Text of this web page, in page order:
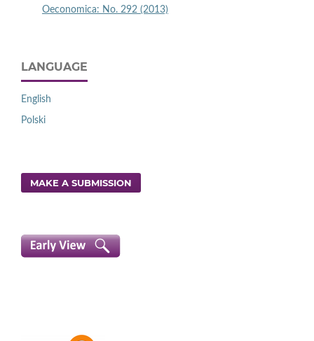
Oeconomica: No. 292 (2013)
LANGUAGE
English
Polski
MAKE A SUBMISSION